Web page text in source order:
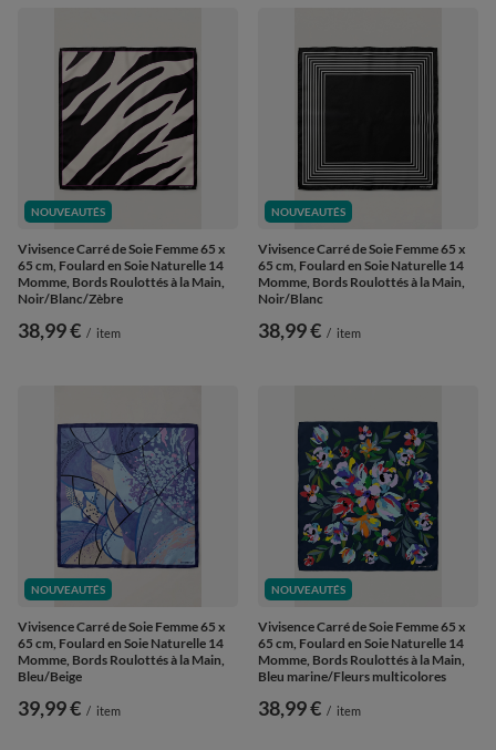
NOUVEAUTÉS
Vivisence Carré de Soie Femme 65 x
65 cm, Foulard en Soie Naturelle 14
Momme, Bords Roulottés à la Main,
Noir/Blanc/Zèbre
38,99 € / item
NOUVEAUTÉS
Vivisence Carré de Soie Femme 65 x
65 cm, Foulard en Soie Naturelle 14
Momme, Bords Roulottés à la Main,
Noir/Blanc
38,99 € / item
NOUVEAUTÉS
Vivisence Carré de Soie Femme 65 x
65 cm, Foulard en Soie Naturelle 14
Momme, Bords Roulottés à la Main,
Bleu/Beige
39,99 € / item
NOUVEAUTÉS
Vivisence Carré de Soie Femme 65 x
65 cm, Foulard en Soie Naturelle 14
Momme, Bords Roulottés à la Main,
Bleu marine/Fleurs multicolores
38,99 € / item